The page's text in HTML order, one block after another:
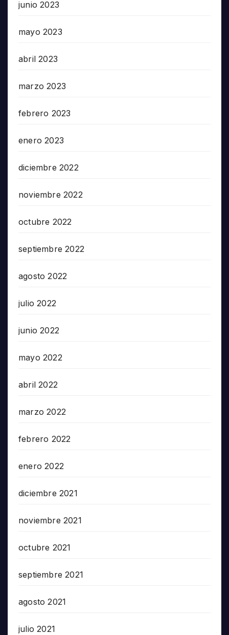
junio 2023
mayo 2023
abril 2023
marzo 2023
febrero 2023
enero 2023
diciembre 2022
noviembre 2022
octubre 2022
septiembre 2022
agosto 2022
julio 2022
junio 2022
mayo 2022
abril 2022
marzo 2022
febrero 2022
enero 2022
diciembre 2021
noviembre 2021
octubre 2021
septiembre 2021
agosto 2021
julio 2021